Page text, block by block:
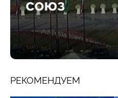
РЕКОМЕНДУЕМ